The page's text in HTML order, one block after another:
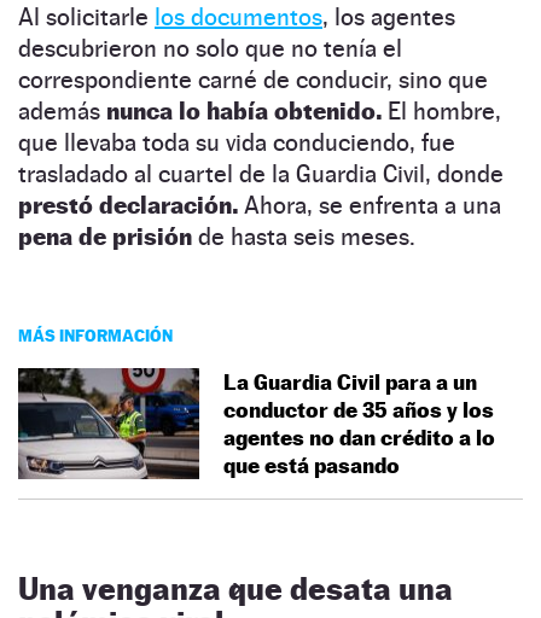
Al solicitarle los documentos, los agentes
descubrieron no solo que no tenía el
correspondiente carné de conducir, sino que
además nunca lo había obtenido. El hombre,
que llevaba toda su vida conduciendo, fue
trasladado al cuartel de la Guardia Civil, donde
prestó declaración. Ahora, se enfrenta a una
pena de prisión de hasta seis meses.
MÁS INFORMACIÓN
La Guardia Civil para a un
conductor de 35 años y los
agentes no dan crédito a lo
que está pasando
Una venganza que desata una